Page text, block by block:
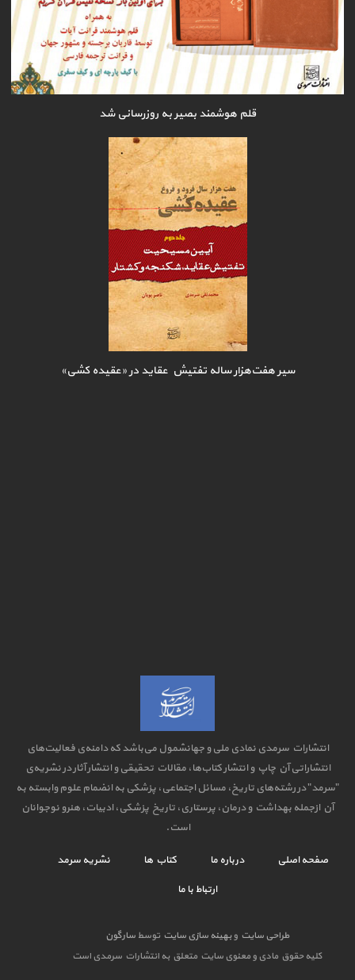
قلم هوشمند بصیر به روزرسانی شد
سیر هفت‌هزار ساله تفتیش عقاید در «عقیده کشی»
انتشارات سرمدی نمادی ملی و جهانشمول می‌باشد که دامنه‌ی فعالیت‌های
انتشاراتی آن چاپ و انتشار کتاب‌ها، مقالات تحقیقی و انتشار آثار در نشریه‌ی
"سرمد" در رشته‌های تاریخ، مسائل اجتماعی، پزشکی به انضمام علوم وابسته به
آن ازجمله بهداشت و درمان، پرستاری، تاریخ پزشکی، ادبیات، هنرو نوجوانان
است.
صفحه اصلی درباره ما کتاب ها
نشریه سرمد
ارتباط با ما
طراحی سایت وبهینه سازی سایت توسط سارگون
کلیه حقوق مادی و معنوی سایت متعلق به انتشارات سرمدی است